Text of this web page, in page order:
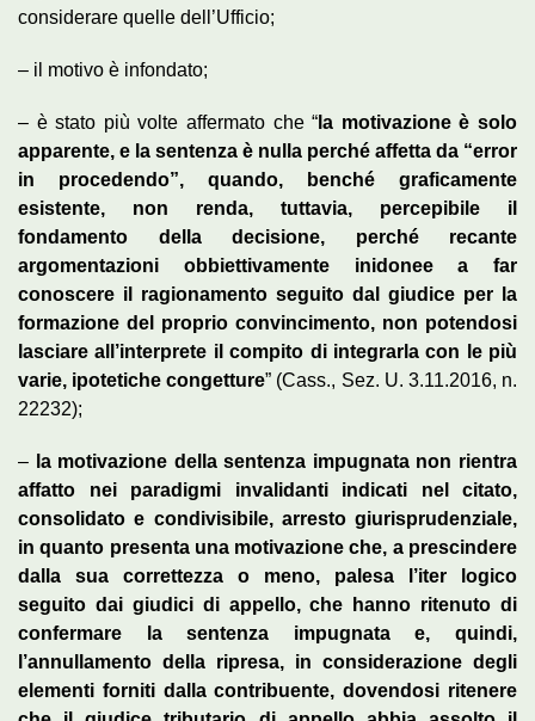
considerare quelle dell’Ufficio;
– il motivo è infondato;
– è stato più volte affermato che “ la motivazione è solo
apparente, e la sentenza è nulla perché affetta da “error
in procedendo”, quando, benché graficamente
esistente, non renda, tuttavia, percepibile il
fondamento della decisione, perché recante
argomentazioni obbiettivamente inidonee a far
conoscere il ragionamento seguito dal giudice per la
formazione del proprio convincimento, non potendosi
lasciare all’interprete il compito di integrarla con le più
varie, ipotetiche congetture” (Cass., Sez. U. 3.11.2016, n.
22232);
– la motivazione della sentenza impugnata non rientra
affatto nei paradigmi invalidanti indicati nel citato,
consolidato e condivisibile, arresto giurisprudenziale,
in quanto presenta una motivazione che, a prescindere
dalla sua correttezza o meno, palesa l’iter logico
seguito dai giudici di appello, che hanno ritenuto di
confermare la sentenza impugnata e, quindi,
l’annullamento della ripresa, in considerazione degli
elementi forniti dalla contribuente, dovendosi ritenere